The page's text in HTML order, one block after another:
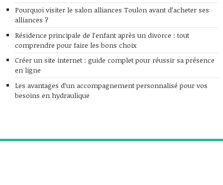
Pourquoi visiter le salon alliances Toulon avant d’acheter ses
alliances ?
Résidence principale de l’enfant après un divorce : tout
comprendre pour faire les bons choix
Créer un site internet : guide complet pour réussir sa présence
en ligne
Les avantages d’un accompagnement personnalisé pour vos
besoins en hydraulique